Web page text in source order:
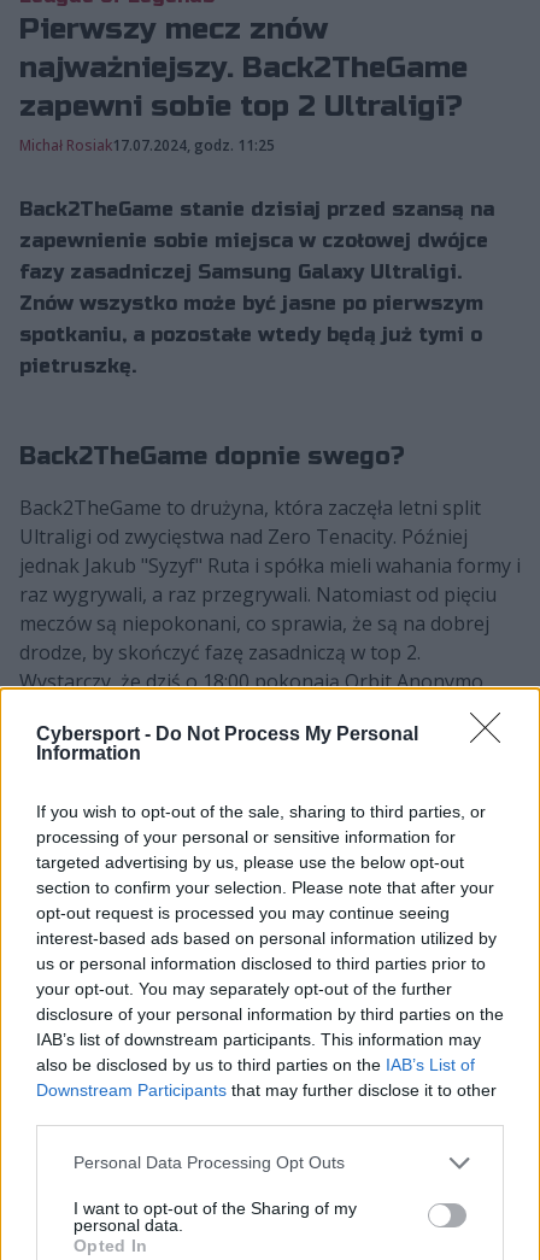
Cybersport - Do Not Process My Personal
Information
If you wish to opt-out of the sale, sharing to third parties, or
processing of your personal or sensitive information for
targeted advertising by us, please use the below opt-out
section to confirm your selection. Please note that after your
opt-out request is processed you may continue seeing
interest-based ads based on personal information utilized by
us or personal information disclosed to third parties prior to
your opt-out. You may separately opt-out of the further
disclosure of your personal information by third parties on the
IAB’s list of downstream participants. This information may
also be disclosed by us to third parties on the IAB’s List of
Downstream Participants that may further disclose it to other
Personal Data Processing Opt Outs
I want to opt-out of the Sharing of my
personal data.
Opted In
Pierwszy mecz znów
najważniejszy. Back2TheGame
zapewni sobie top 2 Ultraligi?
Michał Rosiak17.07.2024, godz. 11:25
Back2TheGame stanie dzisiaj przed szansą na
zapewnienie sobie miejsca w czołowej dwójce
fazy zasadniczej Samsung Galaxy Ultraligi.
Znów wszystko może być jasne po pierwszym
spotkaniu, a pozostałe wtedy będą już tymi o
pietruszkę.
Back2TheGame dopnie swego?
Back2TheGame to drużyna, która zaczęła letni split
Ultraligi od zwycięstwa nad Zero Tenacity. Później
jednak Jakub "Syzyf" Ruta i spółka mieli wahania formy i
raz wygrywali, a raz przegrywali. Natomiast od pięciu
meczów są niepokonani, co sprawia, że są na dobrej
drodze, by skończyć fazę zasadniczą w top 2.
Wystarczy, że dziś o 18:00 pokonają Orbit Anonymo.
B2TG będzie zdecydowanym faworytem w tym starciu.
OAE przez pewien czas było najgorszą drużyną w lidze i
dopiero od niedawna zaczęło lepiej się spisywać. Druga
GRP Esports a devils.one. GRP jest już pewne zajęcia 4.
miejsca, a Diabły raczej skończą na 5. pozycji, co już nie
ma prawie żadnego znaczenia. W pierwszym
bezpośrednim starciu obu ekip górą było GRP.
Faworyci zdominują pozostałe mecze?
Kolejne dwa mecze będą starciami faworytów z
kopciuszkami. Najpierw Forsaken, które być może (w
przypadku porażki B2TG) będzie walczyć o top 2 fazy
zasadniczej, podejmie Iron Wolves. Wilki grają w tym
splicie fatalnie, o czym świadczy ich bilans 1-12. Nawet
po draftach widać, że już trochę nie biorą tych
spodziewać zaciętego spotkania. Podobnie w
przypadku kolejnego starcia, w którym Zero Tenacity